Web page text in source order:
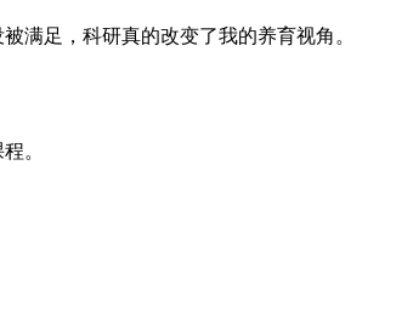
满足，科研真的改变了我的养育视角。
。